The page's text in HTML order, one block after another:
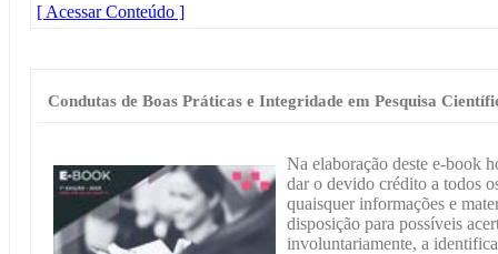
[ Acessar Conteúdo ]
Condutas de Boas Práticas e Integridade em Pesquisa
Na elaboração deste e-book
dar o devido crédito a todos
quaisquer informações e
disposição para possíveis
involuntariamente, a